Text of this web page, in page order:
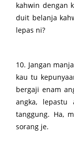
kahwin dengan
duit belanja
lepas ni?
10. Jangan
kau tu
bergaji enam
angka,
tanggung. Ha,
sorang je.